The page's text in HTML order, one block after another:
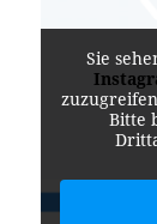
Sie
Bitte